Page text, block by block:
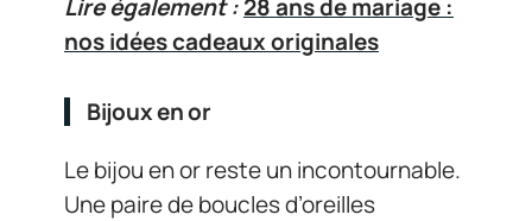
Lire également :28 ans de mariage :
nos idées cadeaux originales
Bijoux en or
Le bijou en or reste un incontournable.
Une paire de boucles d’oreilles